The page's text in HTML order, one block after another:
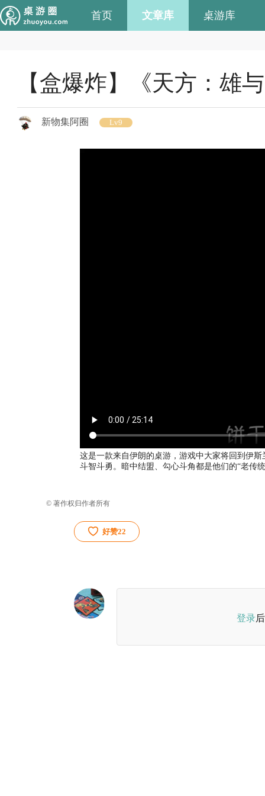
首页 文章库 桌游库
【盒爆炸】《天方：雄
新物集阿圈 Lv9
这是一款来自伊朗的桌游，游戏中大家将回到伊
斗智斗勇。暗中结盟、勾心斗角都是他们的“老传
© 著作权归作者所有
好赞22
登录